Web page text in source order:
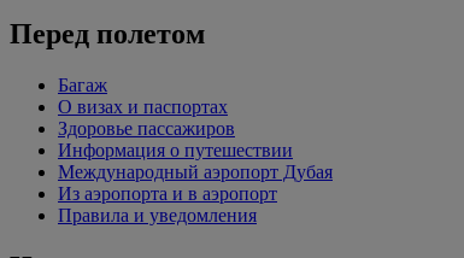
Перед полетом
Багаж
О визах и паспортах
Здоровье пассажиров
Информация о путешествии
Международный аэропорт Дубая
Из аэропорта и в аэропорт
Правила и уведомления